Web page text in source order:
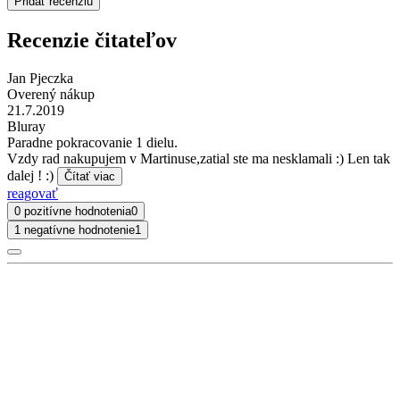
Recenzie čitateľov
Jan Pjeczka
Overený nákup
21.7.2019
Bluray
Paradne pokracovanie 1 dielu.
Vzdy rad nakupujem v Martinuse,zatial ste ma nesklamali :) Len tak
dalej ! :)
Čítať viac
reagovať
0 pozitívne hodnotenia0
1 negatívne hodnotenie1